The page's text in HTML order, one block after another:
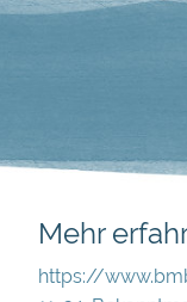
Mehr
https://